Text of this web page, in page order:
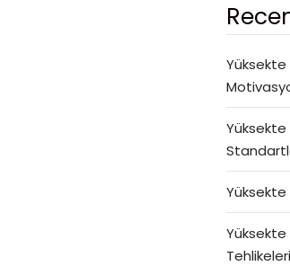
Yüksekte
Yüksekte
Yüksekte